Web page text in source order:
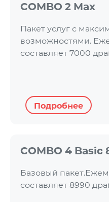
COMBO 2 Max
Пакет услуг с
возможностями.
составляет 7000
Подробнее
COMBO 4 Basic
Базовый
составляет 8990